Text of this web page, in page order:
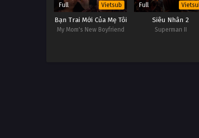
Full Vietsub
Bạn Trai Mới Của Mẹ Tôi
My Mom's New Boyfriend
Full
Siêu Nhân 2
Superman II